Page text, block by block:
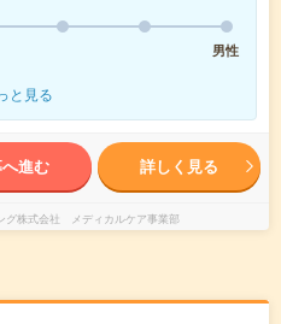
男性
と見る
進む 詳しく見る
グ株式会社 メディカルケア事業部